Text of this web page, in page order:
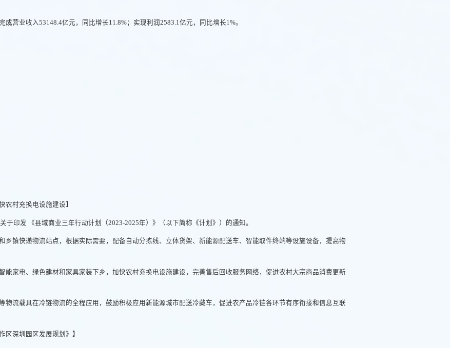
营业收入53148.4亿元，同比增长11.8%；实现利润2583.1亿元，同比增长1%。
农村充换电设施建设】
于印发 《县域商业三年行动计划（2023-2025年）》（以下简称《计划》）的通知。
乡镇快递物流站点，根据实际需要，配备自动分拣线、立体货架、新能源配送车、智能取件终端等设施设备，提高物
能家电、绿色建材和家具家装下乡，加快农村充换电设施建设，完善售后回收服务网络，促进农村大宗商品消费更新
物流载具在冷链物流的全程应用，鼓励积极应用新能源城市配送冷藏车，促进农产品冷链各环节有序衔接和信息互联
区深圳园区发展规划》】